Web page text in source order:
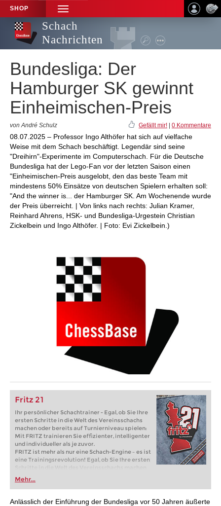
SHOP
TOGGLE
NAVIGATION
Schach
Nachrichten
Bundesliga: Der
Hamburger SK gewinnt
Einheimischen-Preis
von André Schulz Gefällt mir! 0 Kommentare
08.07.2025 – Professor Ingo Althöfer hat sich auf vielfache
Weise mit dem Schach beschäftigt. Legendär sind seine
"Dreihirn"-Experimente im Computerschach. Für die Deutsche
Bundesliga hat der Lego-Fan vor der letzten Saison einen
"Einheimischen-Preis ausgelobt, den das beste Team mit
mindestens 50% Einsätze von deutschen Spielern erhalten soll:
"And the winner is... der Hamburger SK. Am Wochenende wurde
der Preis überreicht. | Von links nach rechts: Julian Kramer,
Reinhard Ahrens, HSK- und Bundesliga-Urgestein Christian
Zickelbein und Ingo Althöfer. | Foto: Evi Zickelbein.)
Fritz 21
Ihr persönlicher Schachtrainer - Egal, ob Sie Ihre
ersten Schritte in die Welt des Vereinsschachs
machen oder bereits auf Turnierniveau spielen:
Mit FRITZ trainieren Sie effizienter, intelligenter
und individueller als je zuvor.
FRITZ ist mehr als nur eine Schach-Engine – es ist
eine Trainingsrevolution! Egal, ob Sie Ihre ersten
Schritte in die Welt des Vereinsschachs machen
oder bereits auf Turnierniveau spielen: Mit
FRITZ trainieren Sie effizienter, intelligenter und
individueller als je zuvor.
Mehr...
Anlässlich der Einführung der Bundesliga vor 50 Jahren äußerte